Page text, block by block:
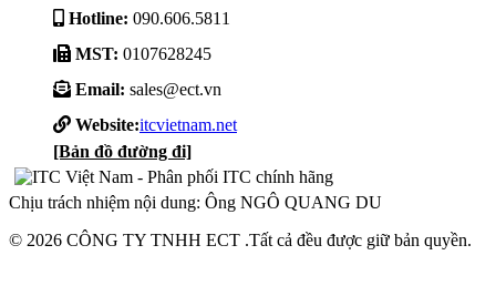
Hotline: 090.606.5811
MST: 0107628245
Email: sales@ect.vn
Website:itcvietnam.net
[Bản đồ đường đi]
Chịu trách nhiệm nội dung: Ông NGÔ QUANG DU
© 2026 CÔNG TY TNHH ECT .Tất cả đều được giữ bản quyền.